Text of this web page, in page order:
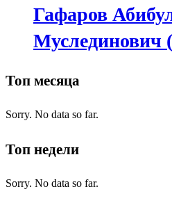
Гафаров
Муслединович
Топ месяца
Sorry. No data so far.
Топ недели
Sorry. No data so far.